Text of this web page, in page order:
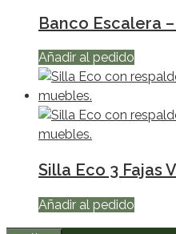
Banco Escalera
Añadir al pedido
Silla Eco 3 Fajas
Añadir al pedido